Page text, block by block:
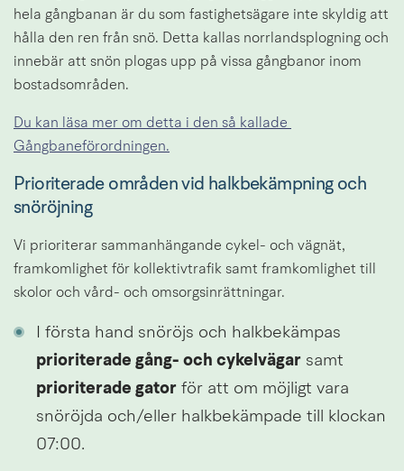
hela gångbanan är du som fastighetsägare inte skyldig att
hålla den ren från snö. Detta kallas norrlandsplogning och
innebär att snön plogas upp på vissa gångbanor inom
bostadsområden.
Du kan läsa mer om detta i den så kallade
Gångbaneförordningen.
Prioriterade områden vid halkbekämpning och
snöröjning
Vi prioriterar sammanhängande cykel- och vägnät,
framkomlighet för kollektivtrafik samt framkomlighet till
skolor och vård- och omsorgsinrättningar.
prioriterade gång- och cykelvägar
prioriterade gator för att om möjligt vara
snöröjda och/eller halkbekämpade till klockan
07:00.